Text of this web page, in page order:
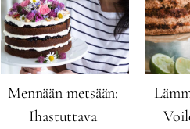
Mennään metsään:
Ihastuttava